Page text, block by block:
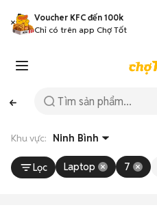
Voucher KFC đến 100k
Chỉ có trên app Chợ Tốt
Khu vực: Ninh Bình
Lọc Laptop 7